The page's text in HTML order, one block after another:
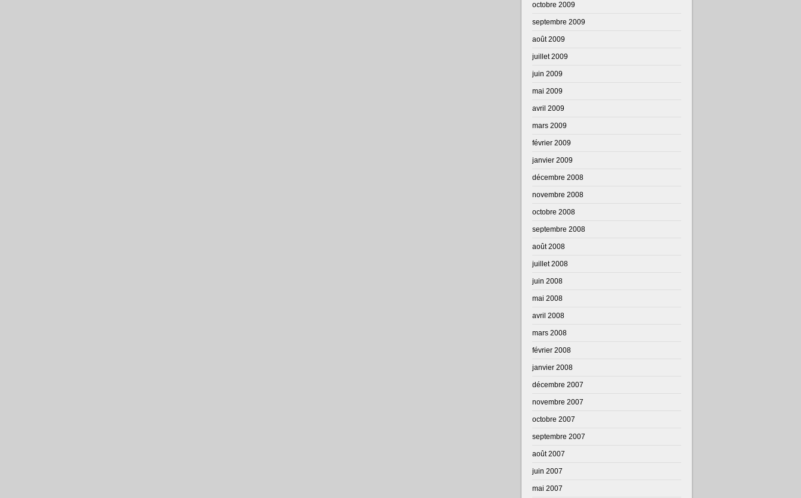
octobre 2009
septembre 2009
août 2009
juillet 2009
juin 2009
mai 2009
avril 2009
mars 2009
février 2009
janvier 2009
décembre 2008
novembre 2008
octobre 2008
septembre 2008
août 2008
juillet 2008
juin 2008
mai 2008
avril 2008
mars 2008
février 2008
janvier 2008
décembre 2007
novembre 2007
octobre 2007
septembre 2007
août 2007
juin 2007
mai 2007